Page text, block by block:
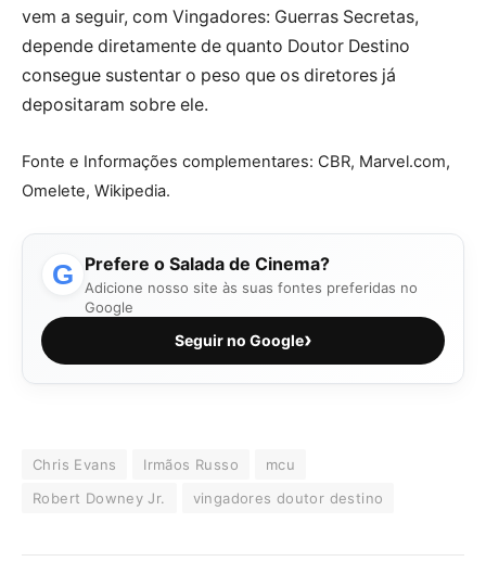
vem a seguir, com Vingadores: Guerras Secretas,
depende diretamente de quanto Doutor Destino
consegue sustentar o peso que os diretores já
depositaram sobre ele.
Fonte e Informações complementares: CBR, Marvel.com,
Omelete, Wikipedia.
G Prefere o Salada de Cinema?
Adicione nosso site às suas fontes preferidas no
Google
Seguir no Google›
Chris Evans Irmãos Russo
mcu
Robert Downey Jr.
vingadores doutor destino